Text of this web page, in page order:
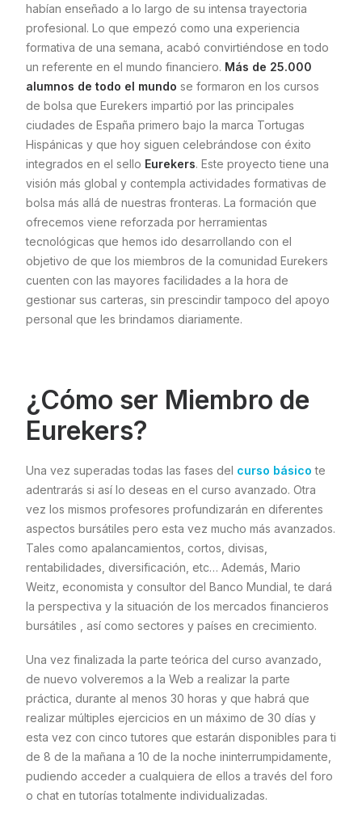
habían enseñado a lo largo de su intensa trayectoria
profesional. Lo que empezó como una experiencia
formativa de una semana, acabó convirtiéndose en todo
un referente en el mundo financiero. Más de 25.000
alumnos de todo el mundo se formaron en los cursos
de bolsa que Eurekers impartió por las principales
ciudades de España primero bajo la marca Tortugas
Hispánicas y que hoy siguen celebrándose con éxito
integrados en el sello Eurekers. Este proyecto tiene una
visión más global y contempla actividades formativas de
bolsa más allá de nuestras fronteras. La formación que
ofrecemos viene reforzada por herramientas
tecnológicas que hemos ido desarrollando con el
objetivo de que los miembros de la comunidad Eurekers
cuenten con las mayores facilidades a la hora de
gestionar sus carteras, sin prescindir tampoco del apoyo
personal que les brindamos diariamente.
¿Cómo ser Miembro de
Eurekers?
Una vez superadas todas las fases del curso básico te
adentrarás si así lo deseas en el curso avanzado. Otra
vez los mismos profesores profundizarán en diferentes
aspectos bursátiles pero esta vez mucho más avanzados.
Tales como apalancamientos, cortos, divisas,
rentabilidades, diversificación, etc… Además, Mario
Weitz, economista y consultor del Banco Mundial, te dará
la perspectiva y la situación de los mercados financieros
bursátiles , así como sectores y países en crecimiento.
Una vez finalizada la parte teórica del curso avanzado,
de nuevo volveremos a la Web a realizar la parte
práctica, durante al menos 30 horas y que habrá que
realizar múltiples ejercicios en un máximo de 30 días y
esta vez con cinco tutores que estarán disponibles para ti
de 8 de la mañana a 10 de la noche ininterrumpidamente,
pudiendo acceder a cualquiera de ellos a través del foro
o chat en tutorías totalmente individualizadas.